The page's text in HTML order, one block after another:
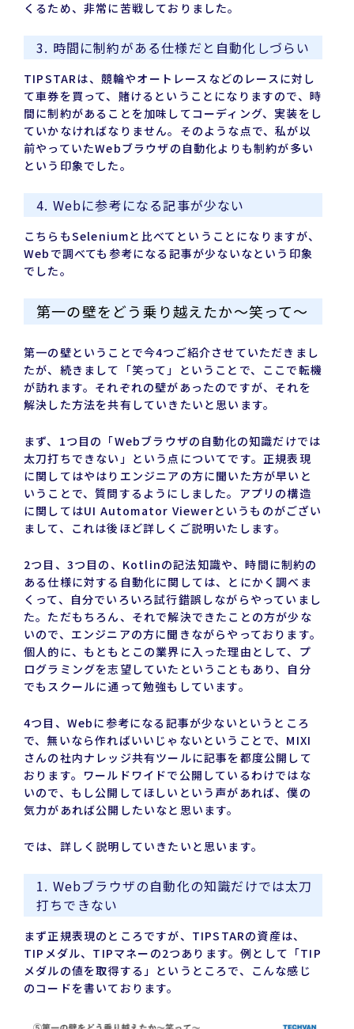
くるため、非常に苦戦しておりました。
3. 時間に制約がある仕様だと自動化しづらい
TIPSTARは、競輪やオートレースなどのレースに対し
て車券を買って、賭けるということになりますので、時
間に制約があることを加味してコーディング、実装をし
ていかなければなりません。そのような点で、私が以
前やっていたWebブラウザの自動化よりも制約が多い
という印象でした。
4. Webに参考になる記事が少ない
こちらもSeleniumと比べてということになりますが、
Webで調べても参考になる記事が少ないなという印象
でした。
第一の壁をどう乗り越えたか～笑って～
第一の壁ということで今4つご紹介させていただきまし
たが、続きまして「笑って」ということで、ここで転機
が訪れます。それぞれの壁があったのですが、それを
解決した方法を共有していきたいと思います。
まず、1つ目の「Webブラウザの自動化の知識だけでは
太刀打ちできない」という点についてです。正規表現
に関してはやはりエンジニアの方に聞いた方が早いと
いうことで、質問するようにしました。アプリの構造
に関してはUI Automator Viewerというものがござい
まして、これは後ほど詳しくご説明いたします。
2つ目、3つ目の、Kotlinの記法知識や、時間に制約の
ある仕様に対する自動化に関しては、とにかく調べま
くって、自分でいろいろ試行錯誤しながらやっていまし
た。ただもちろん、それで解決できたことの方が少な
いので、エンジニアの方に聞きながらやっております。
個人的に、もともとこの業界に入った理由として、プ
ログラミングを志望していたということもあり、自分
でもスクールに通って勉強もしています。
4つ目、Webに参考になる記事が少ないというところ
で、無いなら作ればいいじゃないということで、MIXI
さんの社内ナレッジ共有ツールに記事を都度公開して
おります。ワールドワイドで公開しているわけではな
いので、もし公開してほしいという声があれば、僕の
気力があれば公開したいなと思います。
では、詳しく説明していきたいと思います。
1. Webブラウザの自動化の知識だけでは太刀
打ちできない
まず正規表現のところですが、TIPSTARの資産は、
TIPメダル、TIPマネーの2つあります。例として「TIP
メダルの値を取得する」というところで、こんな感じ
のコードを書いております。